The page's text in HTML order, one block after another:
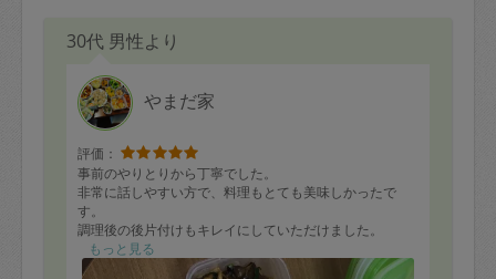
30代 男性より
やまだ家
評価：
事前のやりとりから丁寧でした。
非常に話しやすい方で、料理もとても美味しかったで
す。
調理後の後片付けもキレイにしていただけました。
またサービスを利用する機会があったら再度お願いした
いと思います。
もっと見る